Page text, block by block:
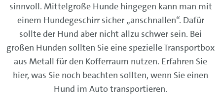
sinnvoll. Mittelgroße Hunde hingegen kann man mit
einem Hundegeschirr sicher „anschnallen“. Dafür
sollte der Hund aber nicht allzu schwer sein. Bei
großen Hunden sollten Sie eine spezielle Transportbox
aus Metall für den Kofferraum nutzen. Erfahren Sie
hier, was Sie noch beachten sollten, wenn Sie einen
Hund im Auto transportieren.